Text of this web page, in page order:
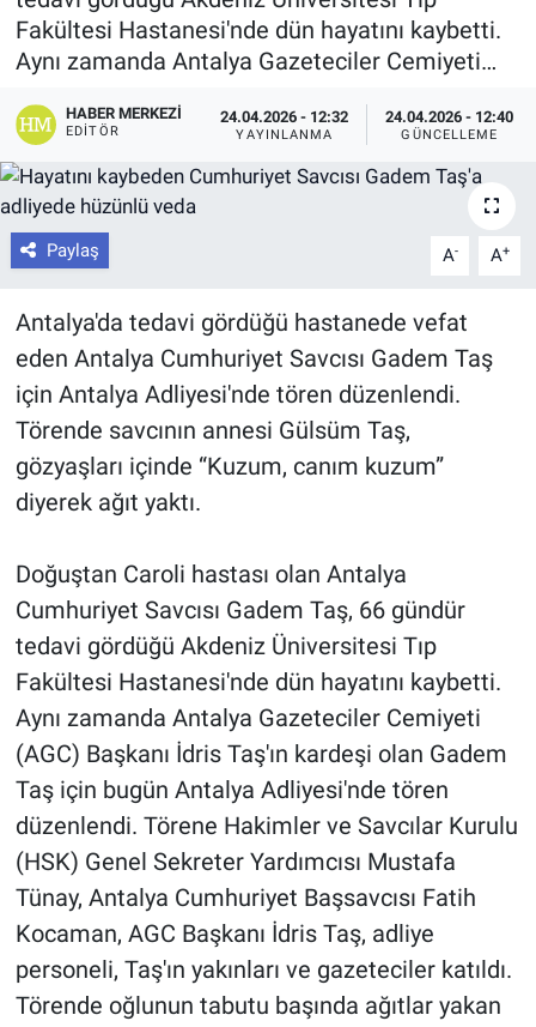
Fakültesi Hastanesi'nde dün hayatını kaybetti.
Aynı zamanda Antalya Gazeteciler Cemiyeti…
HABER MERKEZI
EDITÖR
24.04.2026 - 12:32
YAYINLANMA
24.04.2026 - 12:40
GÜNCELLEME
Paylaş A- A+
Antalya'da tedavi gördüğü hastanede vefat
eden Antalya Cumhuriyet Savcısı Gadem Taş
için Antalya Adliyesi'nde tören düzenlendi.
Törende savcının annesi Gülsüm Taş,
gözyaşları içinde “Kuzum, canım kuzum”
diyerek ağıt yaktı.
Doğuştan Caroli hastası olan Antalya
Cumhuriyet Savcısı Gadem Taş, 66 gündür
tedavi gördüğü Akdeniz Üniversitesi Tıp
Fakültesi Hastanesi'nde dün hayatını kaybetti.
Aynı zamanda Antalya Gazeteciler Cemiyeti
(AGC) Başkanı İdris Taş'ın kardeşi olan Gadem
Taş için bugün Antalya Adliyesi'nde tören
düzenlendi. Törene Hakimler ve Savcılar Kurulu
(HSK) Genel Sekreter Yardımcısı Mustafa
Tünay, Antalya Cumhuriyet Başsavcısı Fatih
Kocaman, AGC Başkanı İdris Taş, adliye
personeli, Taş'ın yakınları ve gazeteciler katıldı.
Törende oğlunun tabutu başında ağıtlar yakan